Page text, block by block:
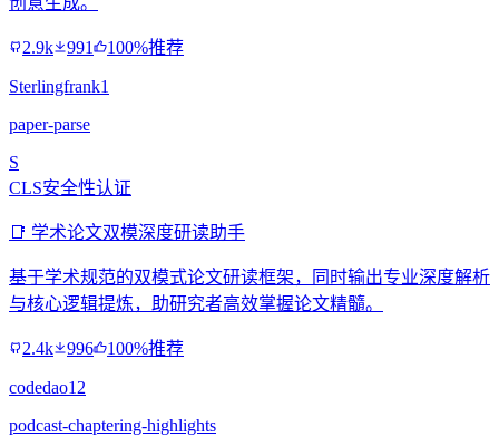
2.9k 991 100%推荐
Sterlingfrank1
paper-parse
S
CLS安全性认证
📑 学术论文双模深度研读助手
基于学术规范的双模式论文研读框架，同时输出专业深度解析
与核心逻辑提炼，助研究者高效掌握论文精髓。
2.4k 996 100%推荐
codedao12
podcast-chaptering-highlights